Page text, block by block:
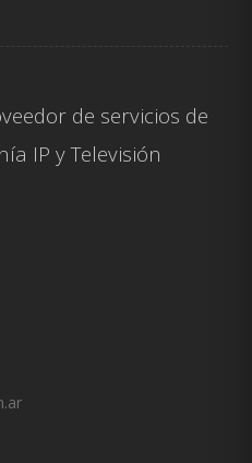
de servicios de
IP yTelevisión